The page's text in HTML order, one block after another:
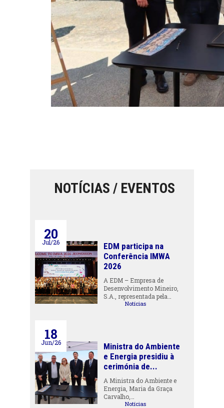
NOTÍCIAS / EVENTOS
20
Jul/26
EDM participa na
Conferência IMWA
2026
A EDM – Empresa de
Desenvolvimento Mineiro,
S.A., representada pela…
Notícias
18
Jun/26
Ministra do Ambiente
e Energia presidiu à
cerimónia de...
A Ministra do Ambiente e
Energia, Maria da Graça
Carvalho,…
Notícias